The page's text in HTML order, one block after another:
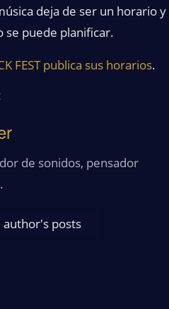
deja de ser un horario y
se puede planificar.
FEST publica sus horarios.
de sonidos, pensador
author's posts